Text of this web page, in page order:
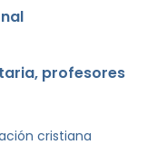
profesores
cristiana